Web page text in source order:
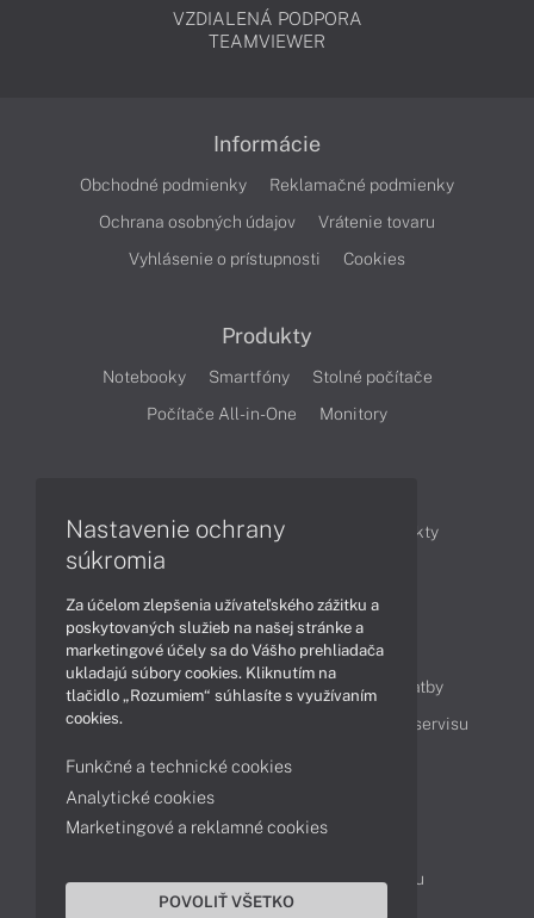
VZDIALENÁ PODPORA
TEAMVIEWER
Informácie
Obchodné podmienky
Reklamačné podmienky
Ochrana osobných údajov
Vrátenie tovaru
Vyhlásenie o prístupnosti
Cookies
Produkty
Notebooky Smartfóny
Stolné počítače
Počítače All-in-One
Monitory
Obchodné informácie
Produkty
Obsah
Ako nakupovať
Možnosti doručenia a platby
Podpora a servis
Cenník servisu
043 4224 771
Servisné oddelenie
Reklamácia tovaru
Nastavenie ochrany
súkromia
Za účelom zlepšenia užívateľského zážitku a
poskytovaných služieb na našej stránke a
marketingové účely sa do Vášho prehliadača
ukladajú súbory cookies. Kliknutím na
tlačidlo „Rozumiem“ súhlasíte s využívaním
cookies.
Funkčné a technické cookies
Analytické cookies
Marketingové a reklamné cookies
POVOLIŤ VŠETKO